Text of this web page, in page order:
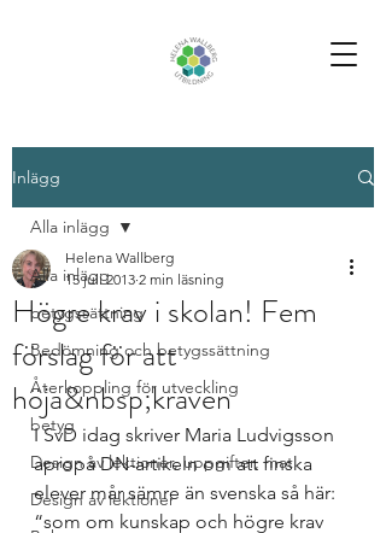
Inlägg
Alla inlägg
betygssättning
Bedömning och betygssättning
Återkoppling för utveckling
betyg
Design av lektioner, uppgifter, mat
Design av lektioner
Alla inlägg
Högre krav i skolan! Fem
förslag för att
höja&nbsp;kraven
Helena Wallberg
15 juli 2013 2 min läsning
I SvD idag skriver Maria Ludvigsson
apropå DN-artikeln om att finska
elever mår sämre än svenska så här:
“som om kunskap och högre krav